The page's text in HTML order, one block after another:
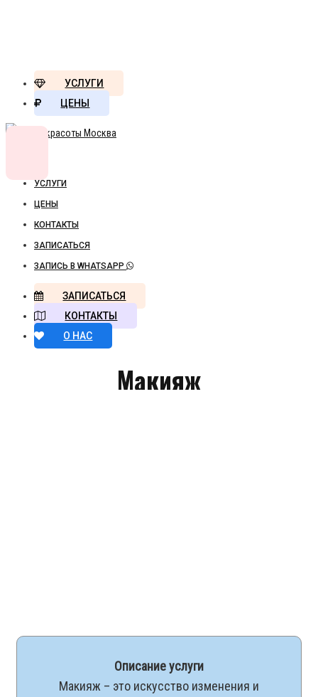
УСЛУГИ
ЦЕНЫ
УСЛУГИ
ЦЕНЫ
КОНТАКТЫ
ЗАПИСАТЬСЯ
ЗАПИСЬ В WHATSAPP
ЗАПИСАТЬСЯ
КОНТАКТЫ
О НАС
Макияж
Описание услуги
Макияж – это искусство изменения и